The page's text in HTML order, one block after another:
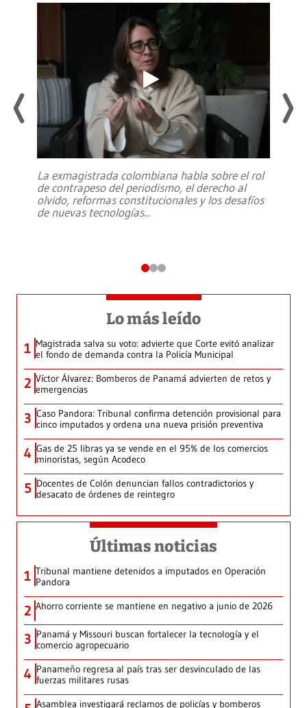
La exmagistrada colombiana habla sobre el rol
de contrapeso del periodismo, el derecho al
olvido, reformas constitucionales y los desafíos
de nuevas tecnologías...
Lo más leído
1 Magistrada salva su voto: advierte que Corte evitó analizar
el fondo de demanda contra la Policía Municipal
2 Víctor Álvarez: Bomberos de Panamá advierten de retos y
emergencias
3 Caso Pandora: Tribunal confirma detención provisional para
cinco imputados y ordena una nueva prisión preventiva
4 Gas de 25 libras ya se vende en el 95% de los comercios
minoristas, según Acodeco
5 Docentes de Colón denuncian fallos contradictorios y
desacato de órdenes de reintegro
Últimas noticias
1 Tribunal mantiene detenidos a imputados en Operación
Pandora
2 Ahorro corriente se mantiene en negativo a junio de 2026
3 Panamá y Missouri buscan fortalecer la tecnología y el
comercio agropecuario
4 Panameño regresa al país tras ser desvinculado de las
fuerzas militares rusas
Asamblea investigará reclamos de policías y bomberos